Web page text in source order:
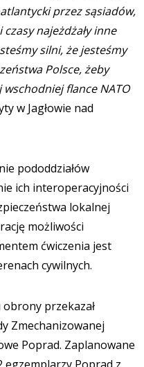
przez sąsiadów,
najeżdżały inne
silni, że jesteśmy
Polsce, żeby
flance NATO
w Jagłowie nad
pododdziałów
ich interoperacyjności
lokalnej
możliwości
ćwiczenia jest
cywilnych.
przekazał
Zmechanizowanej
Poprad. Zaplanowane